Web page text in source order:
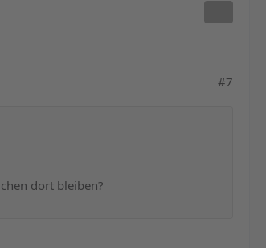
#7
dort bleiben?